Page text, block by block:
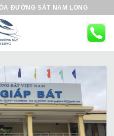
ĐƯỜNG SẮT NAM LONG